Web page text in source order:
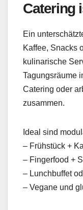
Catering
Ein
Kaffee, Snacks
kulinarische
Tagungsräume
Catering oder
zusammen.
Ideal sind
– Frühstück +
– Fingerfood +
– Lunchbuffet
– Vegane und